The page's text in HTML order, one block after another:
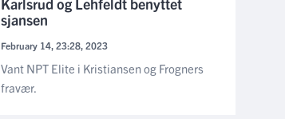
sjansen
February 14, 23:28, 2023
Vant NPT Elite i Kristiansen og Frogners
fravær.